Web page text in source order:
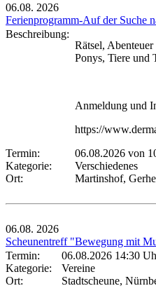
06.08. 2026
Ferienprogramm-Auf der Suche
Beschreibung:
Rätsel,
Ponys, Tiere und
Anmeldung und
https://
Termin:
06.08.2026 von
Kategorie:
Verschiedenes
Ort:
Martinshof,
06.08. 2026
Scheunentreff "Bewegung mit
Termin:
06.08.2026 14:30
Kategorie:
Vereine
Ort:
Stadtscheune,